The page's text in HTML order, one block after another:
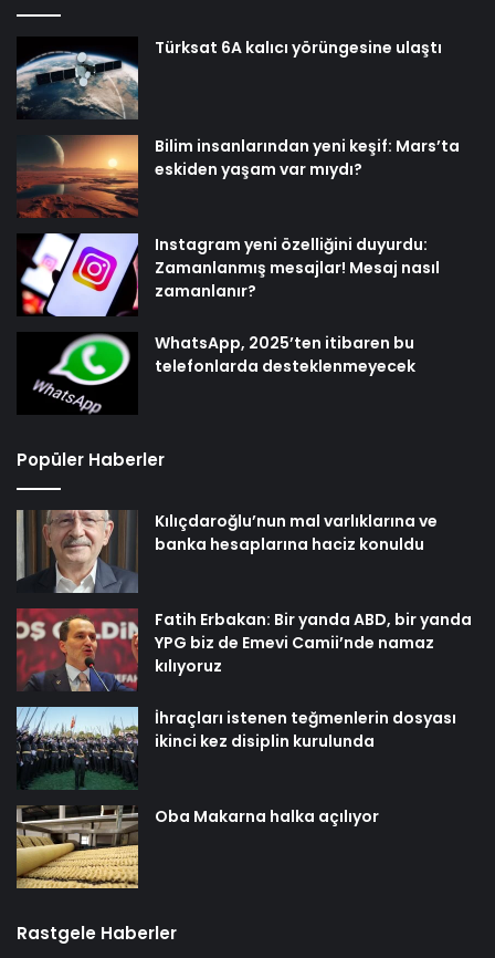
Türksat 6A kalıcı yörüngesine ulaştı
Bilim insanlarından yeni keşif: Mars’ta
eskiden yaşam var mıydı?
Instagram yeni özelliğini duyurdu:
Zamanlanmış mesajlar! Mesaj nasıl
zamanlanır?
WhatsApp, 2025’ten itibaren bu
telefonlarda desteklenmeyecek
Popüler Haberler
Kılıçdaroğlu’nun mal varlıklarına ve
banka hesaplarına haciz konuldu
Fatih Erbakan: Bir yanda ABD, bir yanda
YPG biz de Emevi Camii’nde namaz
kılıyoruz
İhraçları istenen teğmenlerin dosyası
ikinci kez disiplin kurulunda
Oba Makarna halka açılıyor
Rastgele Haberler